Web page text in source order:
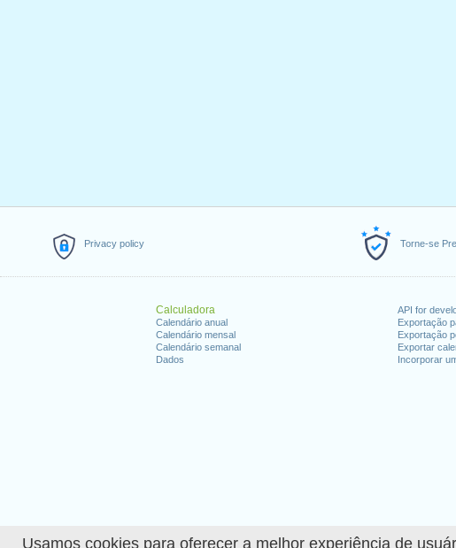
Usamos cookies para oferecer a melhor experiência de
Privacy policy Torne-se
Calculadora
Calendário anual
Calendário mensal
Calendário semanal
Dados
API for
Exportação
Exportação
Exportar
Incorporar